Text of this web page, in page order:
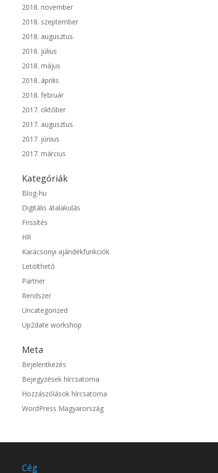
2018. november
2018. szeptember
2018. augusztus
2018. július
2018. május
2018. április
2018. február
2017. október
2017. augusztus
2017. június
2017. március
Kategóriák
Blog-hu
Digitális átalakulás
Frissítés
HR
Karácsonyi ajándékfunkciók
Letölthető
Partner
Rendszer
Uncategorized
Up2date workshop
Meta
Bejelentkezés
Bejegyzések hírcsatorna
Hozzászólások hírcsatorna
WordPress Magyarország
Cég